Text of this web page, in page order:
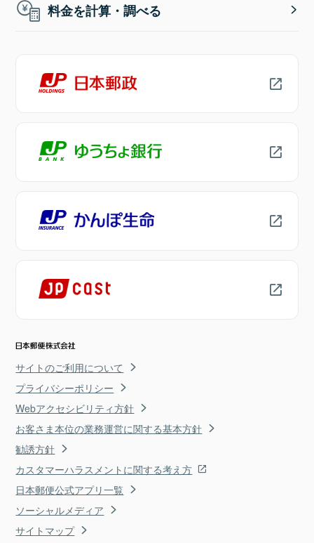
料金を計算・調べる
サイトのご利用について
プライバシーポリシー
Webアクセシビリティ方針
お客さま本位の業務運営に関する基本方針
勧誘方針
カスタマーハラスメントに関する考え方
日本郵便公式アプリ一覧
ソーシャルメディア
サイトマップ